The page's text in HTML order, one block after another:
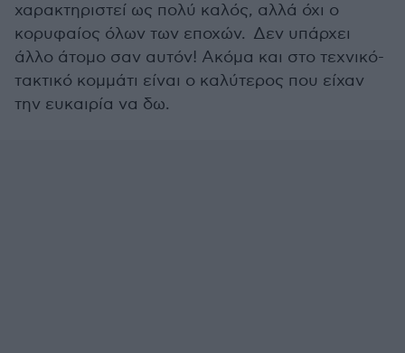
χαρακτηριστεί ως πολύ καλός, αλλά όχι ο
κορυφαίος όλων των εποχών. Δεν υπάρχει
άλλο άτομο σαν αυτόν! Ακόμα και στο τεχνικό-
τακτικό κομμάτι είναι ο καλύτερος που είχαν
την ευκαιρία να δω.